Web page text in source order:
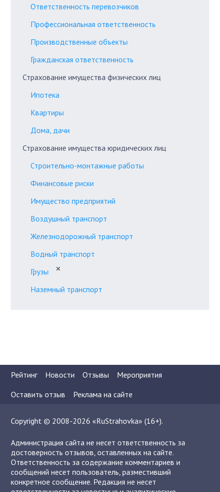
Ответственность перевозчиков
Профессиональная ответственность
Производственные объекты
Гражданская ответственность
Страхование имущества физических лиц
Ипотека
Квартиры
Дома, дачи
Страхование имущества юридических лиц
Строительно-монтажные работы
Финансовые риски
Имущество предприятий
Воздушный транспорт
Железнодорожный транспорт
Водный транспорт
Грузы
✕
Наземный транспорт
Рейтинг Новости Отзывы
Мероприятия
Оставить отзыв
Реклама на сайте
Copyright © 2008-2026 «RuStrahovka» (16+).
Администрация сайта не несет ответственность за
достоверность отзывов, оставленных на сайте.
Ответственность за содержание комментариев и
сообщений несет пользователь, разместивший
конкретное сообщение. Редакция не несет